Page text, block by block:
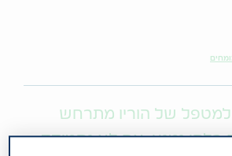
של הוריו מתרחש
בלתי נמנע. אם לא נתמודד